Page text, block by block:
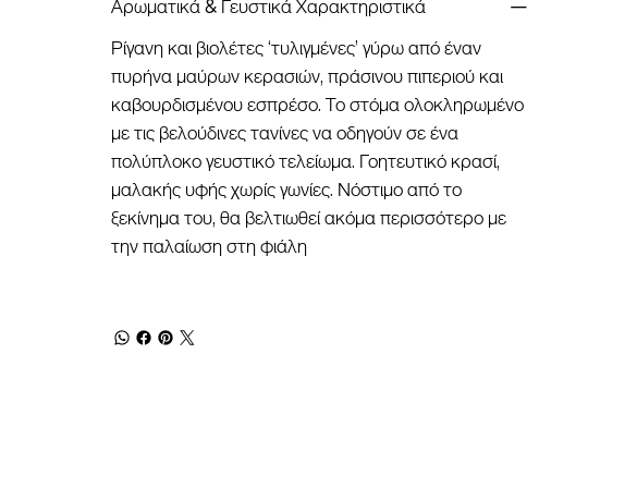
Αρωματικά & Γευστικά Χαρακτηριστικά
Ρίγανη και βιολέτες ‘τυλιγμένες’ γύρω από έναν
πυρήνα μαύρων κερασιών, πράσινου πιπεριού και
καβουρδισμένου εσπρέσο. Το στόμα ολοκληρωμένο
με τις βελούδινες τανίνες να οδηγούν σε ένα
πολύπλοκο γευστικό τελείωμα. Γοητευτικό κρασί,
μαλακής υφής χωρίς γωνίες. Νόστιμο από το
ξεκίνημα του, θα βελτιωθεί ακόμα περισσότερο με
την παλαίωση στη φιάλη